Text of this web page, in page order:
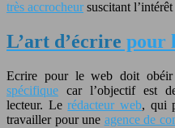
très accrocheur suscitant
L’art d’écrire pour
Ecrire pour le web doit
spécifique car l’objectif est
lecteur. Lerédacteur web, qui
travailler pour une agence de